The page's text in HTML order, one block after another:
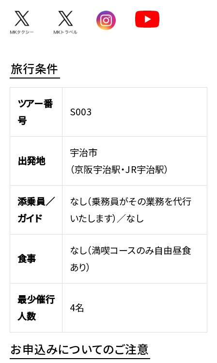
旅行条件
ツアー番
号
S003
出発地
宇治市
（京阪宇治駅・JR宇治駅）
添乗員／
ガイド
なし（乗務員がその業務を代行
いたします）／なし
食事
なし（満喫コースのみ自由昼食
あり）
最少催行
人数
4名
お申込みについてのご注意